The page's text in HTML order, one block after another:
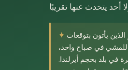
يأتون بتوقعات
للمشي في صباح واحد،
جبليًا حقيقيًا، وأكثر من 180 قلعة متناثرة في بلد بحجم أيرلندا.